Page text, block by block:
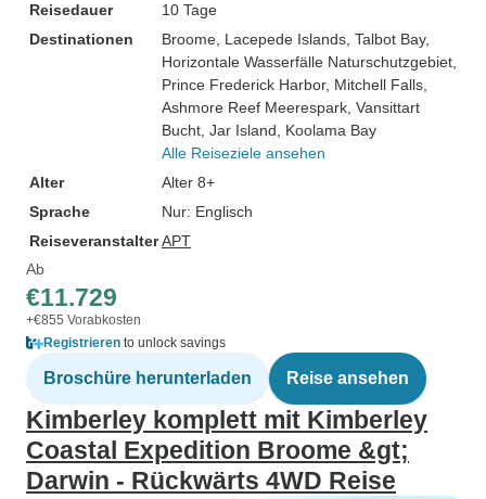
Reisedauer
10 Tage
Destinationen
Broome , Lacepede Islands , Talbot Bay,
Horizontale Wasserfälle Naturschutzgebiet
Prince Frederick Harbor, Mitchell Falls
Ashmore Reef Meerespark , Vansittart
Bucht , Jar Island , Koolama Bay
Alle Reiseziele ansehen
Alter
Alter 8+
Sprache
Nur: Englisch
ReiseveranstalterAPT
Ab
€11.729
+€855 Vorabkosten
Registrieren to unlock savings
Broschüre herunterladen Reise ansehen
Kimberley komplett mit Kimberley
Coastal Expedition Broome &gt;
Darwin - Rückwärts 4WD Reise